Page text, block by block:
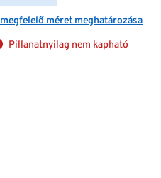
méret meghatározása
Pillanatnyilag nem kapható